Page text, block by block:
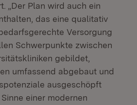
„Der Plan wird auch ein
das eine qualitativ
Versorgung
Schwerpunkte zwischen
gebildet,
umfassend abgebaut und
ausgeschöpft
einer modernen